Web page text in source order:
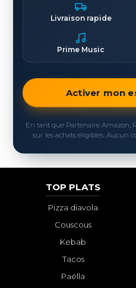
Livraison rapide
Prime Music
Activer mon
En tant que Partenaire Amazon,
sur les achats éligibles. Aucun
TOP PLATS
Pizza diavola
Couscous
Kebab
Tacos
Paëlla